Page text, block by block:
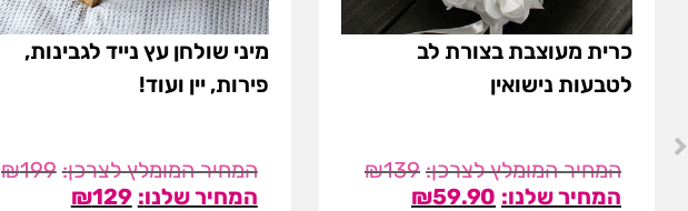
כרית מעוצבת בצורת לב
לטבעות נישואין
₪139
₪59.90
מיני שולחן עץ נייד לגבינות,
פירות, יין ועוד!
₪199
₪129